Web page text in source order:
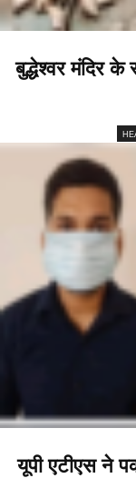
बुद्धेश्वर मंदिर के
यूपी एटीएस ने